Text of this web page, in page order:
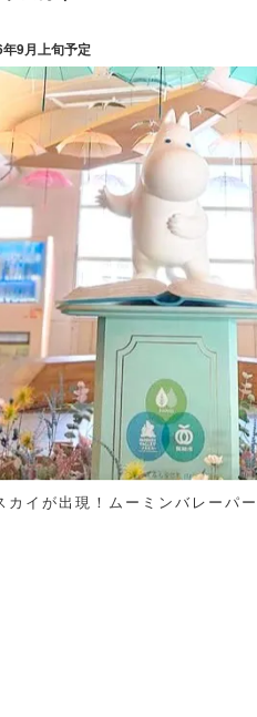
9月上旬予定
カイが出現！ムーミンバレーパ